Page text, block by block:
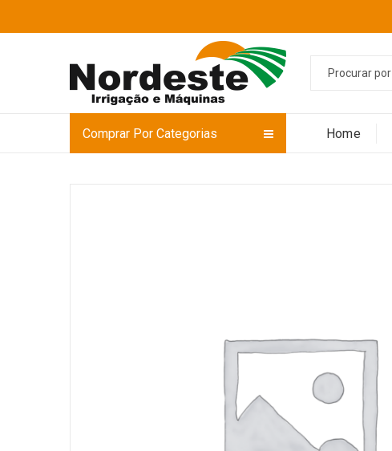
Comprar Por Categorias Home